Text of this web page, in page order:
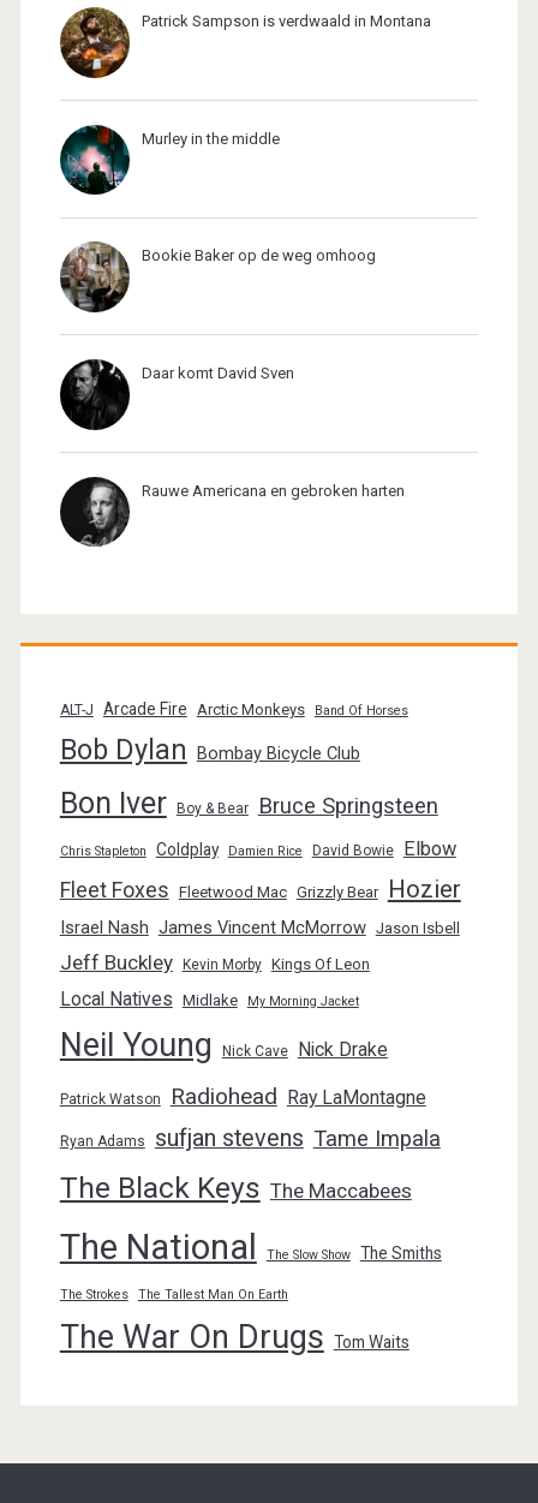
Patrick Sampson is verdwaald in Montana
Murley in the middle
Bookie Baker op de weg omhoog
Daar komt David Sven
Rauwe Americana en gebroken harten
ALT-J Arcade Fire Arctic Monkeys Band Of Horses
Bob Dylan Bombay Bicycle Club
Bon Iver Boy & Bear Bruce Springsteen
Chris Stapleton Coldplay Damien Rice David Bowie Elbow
Fleet Foxes Fleetwood Mac Grizzly Bear Hozier
Israel Nash James Vincent McMorrow Jason Isbell
Jeff Buckley Kevin Morby Kings Of Leon
Local Natives Midlake My Morning Jacket
Neil Young Nick Cave Nick Drake
Patrick Watson Radiohead Ray LaMontagne
Ryan Adams sufjan stevens Tame Impala
The Black Keys The Maccabees
The National The Slow Show The Smiths
The Strokes The Tallest Man On Earth
The War On Drugs Tom Waits